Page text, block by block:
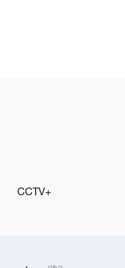
CCTV+